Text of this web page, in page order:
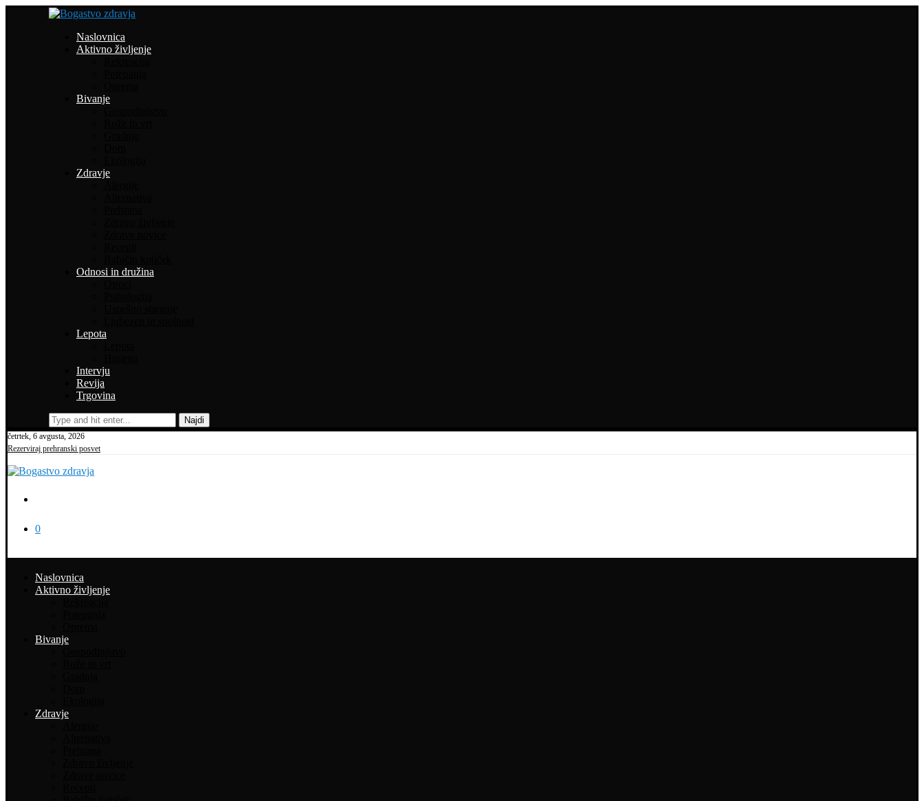
Naslovnica
Aktivno življenje
Bivanje
Zdravje
Odnosi in družina
Lepota
Intervju
Revija
Trgovina
Najdi
četrtek, 6 avgusta, 2026
Rezerviraj prehranski posvet
0
Naslovnica
Aktivno življenje
Bivanje
Zdravje